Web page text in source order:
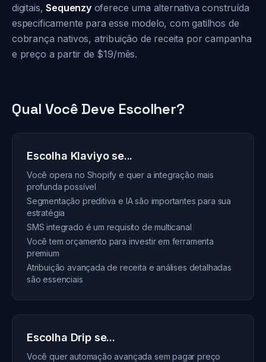
digitais,Sequenzyoferece uma alternativa construída
especificamente para esse modelo, com gatilhos de
cobrança nativos, atribuição de receita por campanha
e preço a partir de $19/mês.
Qual Você Deve Escolher?
Escolha Klaviyo se...
Você opera no Shopify e quer a integração mais
profunda possível
Segmentação preditiva e IA são importantes para sua
estratégia
SMS integrado é um requisito de multicanal
Você tem orçamento para investir em ferramenta
premium
Atribuição avançada de receita e análises detalhadas
são essenciais
Escolha Drip se...
Você quer automação avançada sem pagar preço